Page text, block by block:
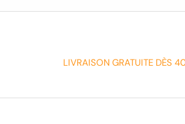
LIVRAISON GRATUITE DÈS